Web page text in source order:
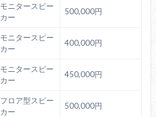
モニタースピー
カー
500,000円
モニタースピー
カー
400,000円
モニタースピー
カー
450,000円
フロア型スピー
カー
500,000円